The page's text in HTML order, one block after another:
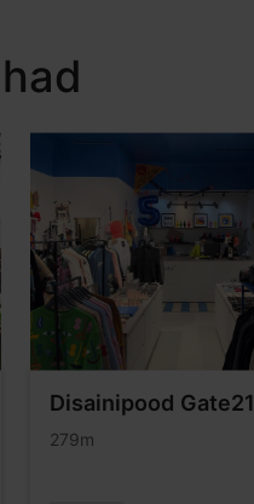
Disainipood Gate21
279m